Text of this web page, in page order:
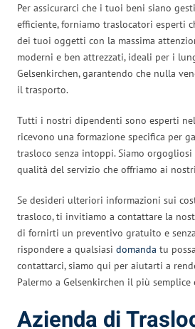
Per assicurarci che i tuoi beni siano
efficiente, forniamo traslocatori esperti
dei tuoi oggetti con la massima
moderni e ben attrezzati, ideali per i
Gelsenkirchen, garantendo che nulla
il trasporto.
Tutti i nostri dipendenti sono esperti
ricevono una formazione specifica per
trasloco senza intoppi. Siamo
qualità del servizio che offriamo ai
Se desideri ulteriori informazioni sui
trasloco, ti invitiamo a contattare la
di fornirti un preventivo gratuito e
rispondere a qualsiasi domanda tu
contattarci, siamo qui per aiutarti a
Palermo a Gelsenkirchen il più semplice
Azienda di